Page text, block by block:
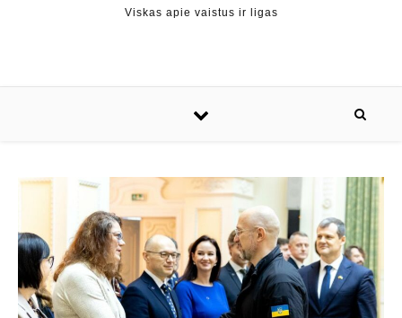
Viskas apie vaistus ir ligas